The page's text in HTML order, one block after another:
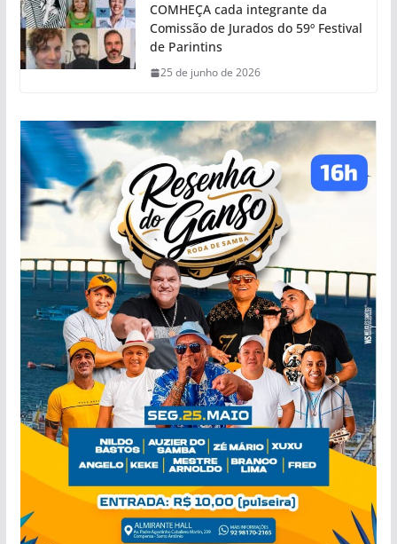
COMHEÇA cada integrante da
Comissão de Jurados do 59º Festival
de Parintins
25 de junho de 2026